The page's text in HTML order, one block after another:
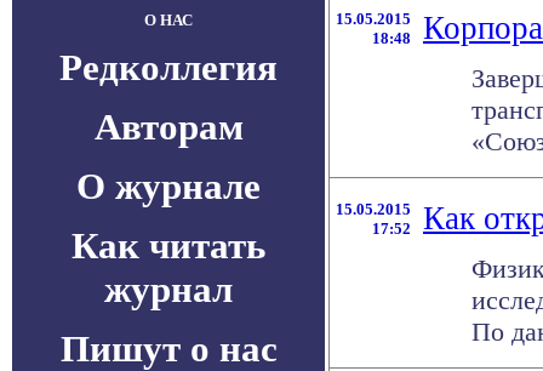
О НАС
Редколлегия
Авторам
О журнале
Как читать
журнал
Пишут о нас
15.05.2015
18:48
15.05.2015
17:52
Как
По